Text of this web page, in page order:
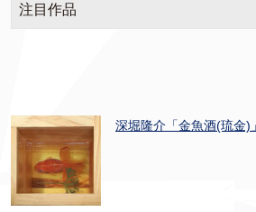
注目作品
深堀隆介「金魚酒(琉金)